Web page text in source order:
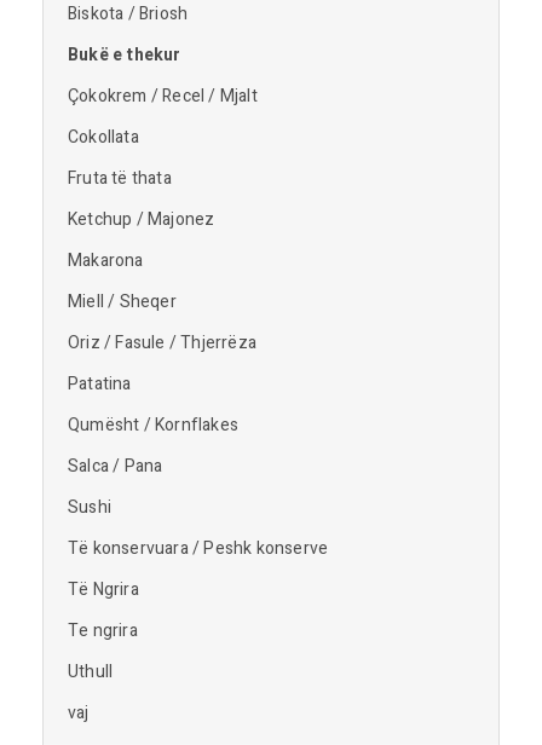
Biskota / Briosh
Bukë e thekur
Çokokrem / Recel / Mjalt
Cokollata
Fruta të thata
Ketchup / Majonez
Makarona
Miell / Sheqer
Oriz / Fasule / Thjerrëza
Patatina
Qumësht / Kornflakes
Salca / Pana
Sushi
Të konservuara / Peshk konserve
Të Ngrira
Te ngrira
Uthull
vaj